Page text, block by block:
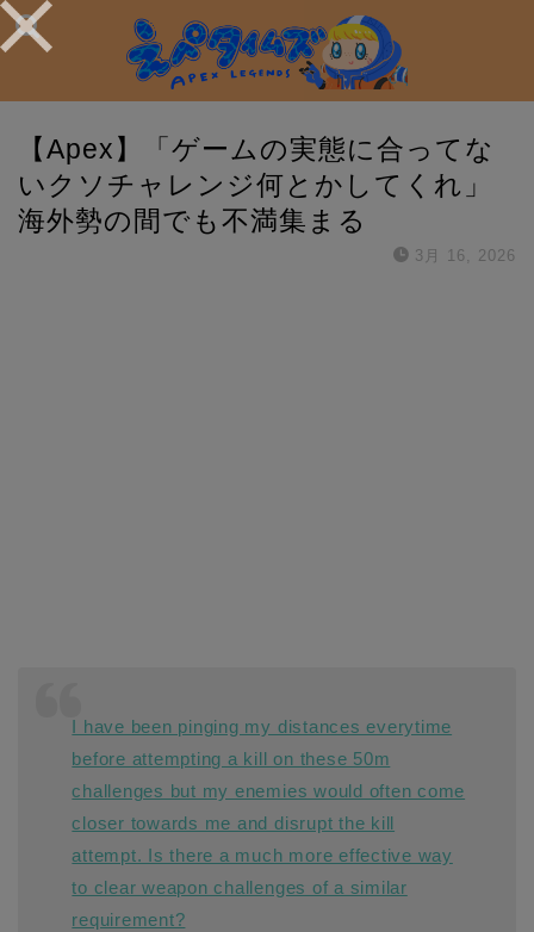
【Apex】「ゲームの実態に合ってな
いクソチャレンジ何とかしてくれ」
海外勢の間でも不満集まる
3月 16, 2026
I have been pinging my distances everytime
before attempting a kill on these 50m
challenges but my enemies would often come
closer towards me and disrupt the kill
attempt. Is there a much more effective way
to clear weapon challenges of a similar
requirement?